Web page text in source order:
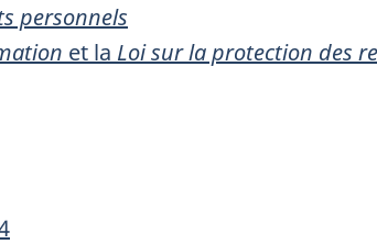
personnels
et la Loi sur la protection des